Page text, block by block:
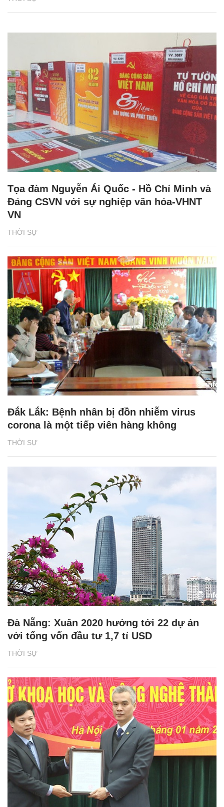
THỜI SỰ
Tọa đàm Nguyễn Ái Quốc - Hồ Chí Minh và
Đảng CSVN với sự nghiệp văn hóa-VHNT
VN
THỜI SỰ
Đắk Lắk: Bệnh nhân bị đồn nhiễm virus
corona là một tiếp viên hàng không
THỜI SỰ
Đà Nẵng: Xuân 2020 hướng tới 22 dự án
với tổng vốn đầu tư 1,7 tỉ USD